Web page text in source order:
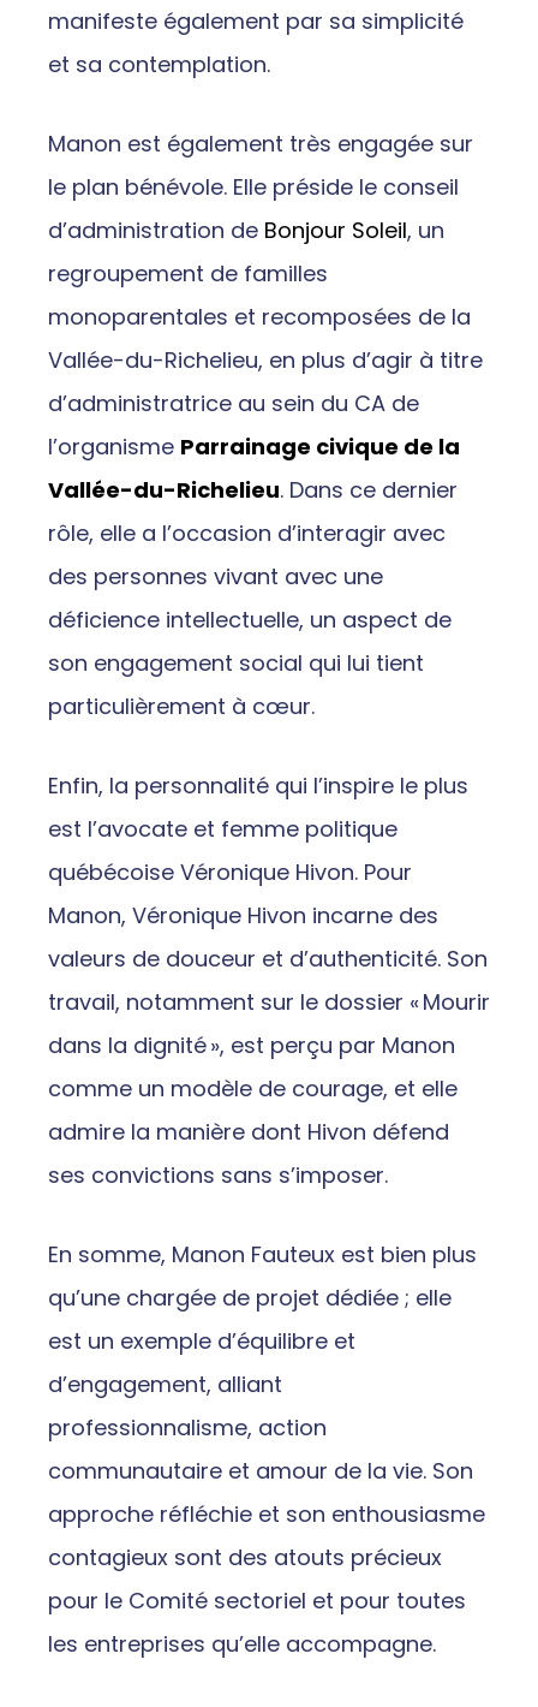
manifeste également par sa simplicité
et sa contemplation.
Manon est également très engagée sur
le plan bénévole. Elle préside le conseil
d’administration de Bonjour Soleil, un
regroupement de familles
monoparentales et recomposées de la
Vallée-du-Richelieu, en plus d’agir à titre
d’administratrice au sein du CA de
l’organisme Parrainage civique de la
Vallée-du-Richelieu. Dans ce dernier
rôle, elle a l’occasion d’interagir avec
des personnes vivant avec une
déficience intellectuelle, un aspect de
son engagement social qui lui tient
particulièrement à cœur.
Enfin, la personnalité qui l’inspire le plus
est l’avocate et femme politique
québécoise Véronique Hivon. Pour
Manon, Véronique Hivon incarne des
valeurs de douceur et d’authenticité. Son
travail, notamment sur le dossier « Mourir
dans la dignité », est perçu par Manon
comme un modèle de courage, et elle
admire la manière dont Hivon défend
ses convictions sans s’imposer.
En somme, Manon Fauteux est bien plus
qu’une chargée de projet dédiée ; elle
est un exemple d’équilibre et
d’engagement, alliant
professionnalisme, action
communautaire et amour de la vie. Son
approche réfléchie et son enthousiasme
contagieux sont des atouts précieux
pour le Comité sectoriel et pour toutes
les entreprises qu’elle accompagne.